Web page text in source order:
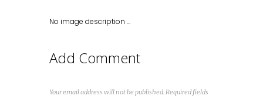
No image description ...
Add Comment
Your email address will not be published. Required fields